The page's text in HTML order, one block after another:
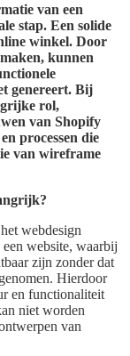
van een
stap. Een solide
winkel. Door
kunnen
genereert. Bij
rol,
van Shopify
processen die
van wireframe
webdesign
website, waarbij
zijn zonder dat
Hierdoor
en functionaliteit
niet worden
van